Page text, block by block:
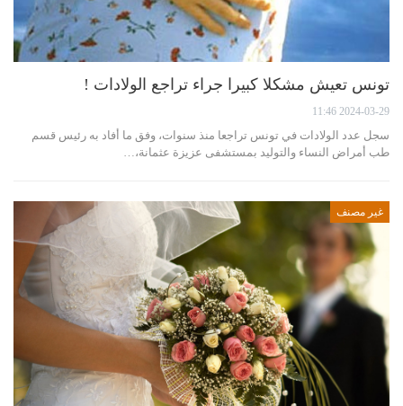
تونس تعيش مشكلا كبيرا جراء تراجع الولادات !
2024-03-29 11:46
سجل عدد الولادات في تونس تراجعا منذ سنوات، وفق ما أفاد به رئيس قسم
طب أمراض النساء والتوليد بمستشفى عزيزة عثمانة،…
غير مصنف